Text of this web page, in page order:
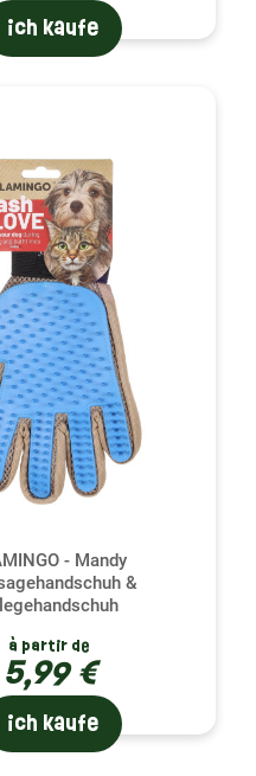
körperliches
ich kaufe
- Mandy
&
à partir de
5,99 €
ich kaufe